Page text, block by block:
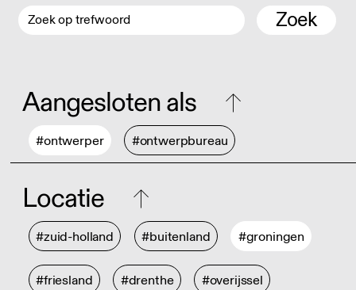
Zoek
Aangesloten als
#ontwerper #ontwerpbureau
Locatie
#zuid-holland #buitenland #groningen
#friesland #drenthe #overijssel